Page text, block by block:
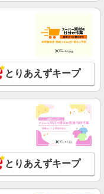
とりあえずキープ
とりあえずキープ